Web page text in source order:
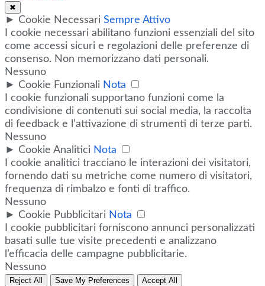
✖
► Cookie Necessari Sempre Attivo
I cookie necessari abilitano funzioni essenziali del sito
come accessi sicuri e regolazioni delle preferenze di
consenso. Non memorizzano dati personali.
Nessuno
► Cookie Funzionali Nota
I cookie funzionali supportano funzioni come la
condivisione di contenuti sui social media, la raccolta
di feedback e l’attivazione di strumenti di terze parti.
Nessuno
► Cookie Analitici Nota
I cookie analitici tracciano le interazioni dei visitatori,
fornendo dati su metriche come numero di visitatori,
frequenza di rimbalzo e fonti di traffico.
Nessuno
► Cookie Pubblicitari Nota
I cookie pubblicitari forniscono annunci personalizzati
basati sulle tue visite precedenti e analizzano
l’efficacia delle campagne pubblicitarie.
Nessuno
Reject All Save My Preferences Accept All